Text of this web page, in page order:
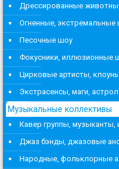
Дрессированные
Огненные, экстремальные
Песочные шоу
Фокусники, иллюзионные
Цирковые артисты,
Экстрасенсы, маги,
Музыкальные коллективы
Кавер группы, музыканты,
Джаз бэнды, джазовые
Народные, фольклорные